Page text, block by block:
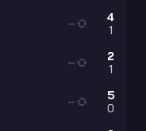
4
1
—
2
1
—
5
0
—